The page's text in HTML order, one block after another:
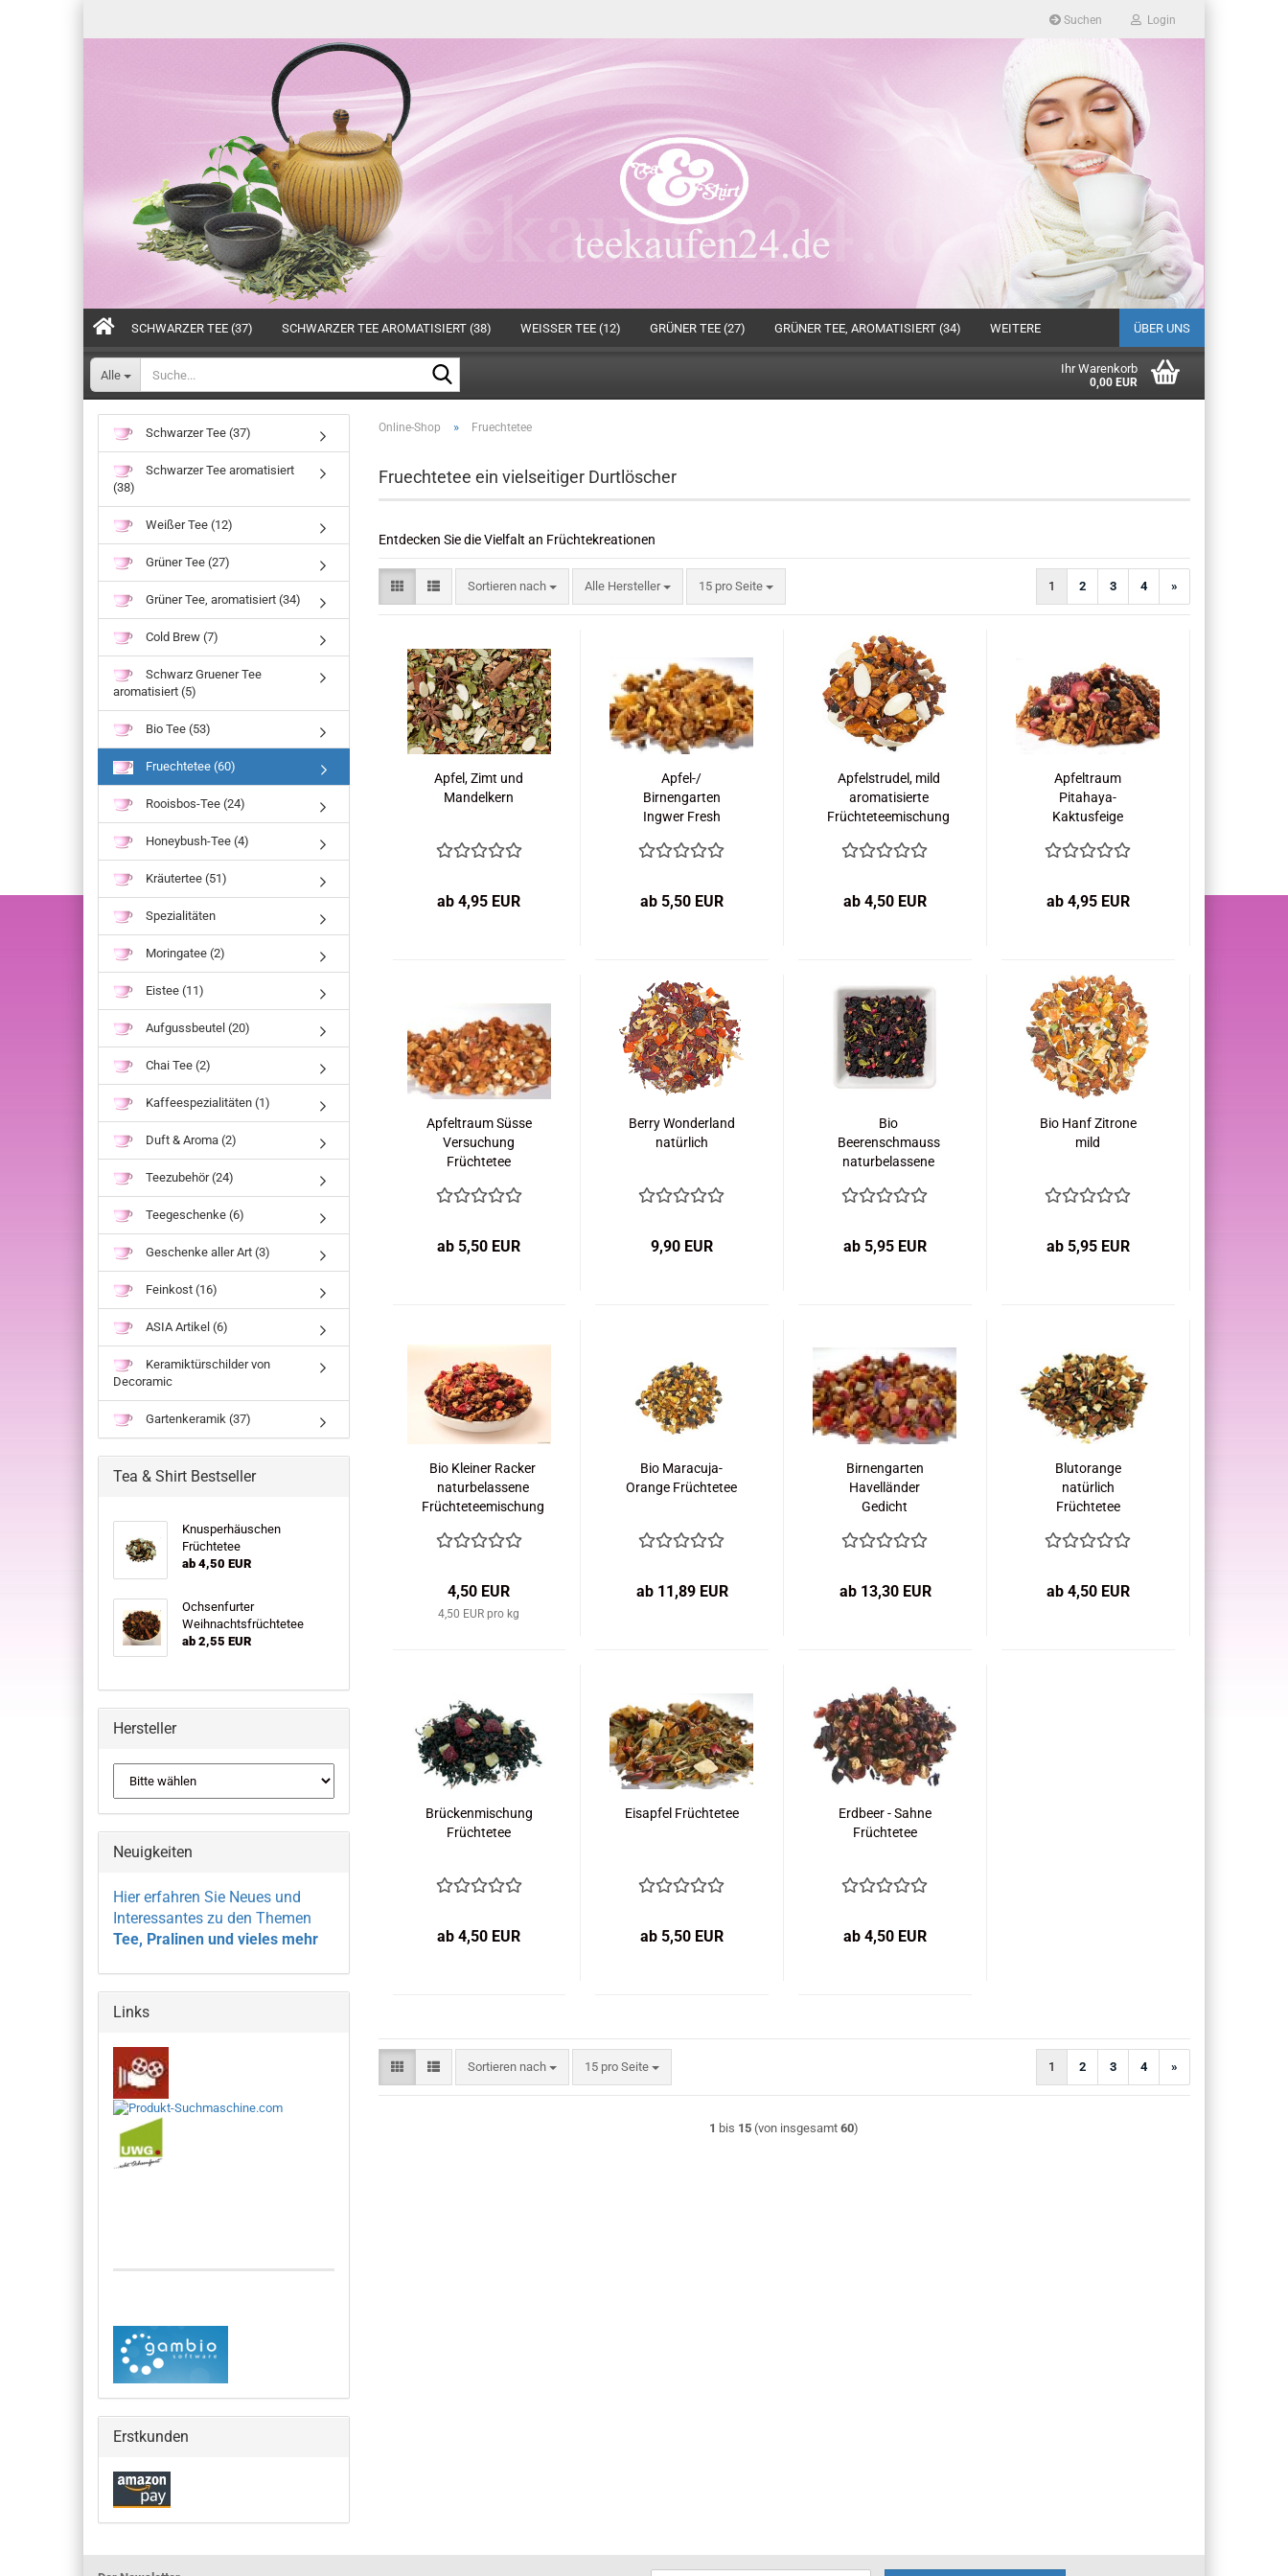
Suchen Login
Alle Ihr Warenkorb
0,00 EUR
SCHWARZER TEE (37) SCHWARZER TEE AROMATISIERT (38) WEISSER TEE (12) GRÜNER TEE (27) GRÜNER TEE, AROMATISIERT (34) ÜBER UNS
WEITERE
Online-Shop » Fruechtetee
Fruechtetee ein vielseitiger Durtlöscher
Entdecken Sie die Vielfalt an Früchtekreationen
Sortieren nach
Sortieren nach Alle Hersteller 15 pro Seite
pro Seite 1 2 3 4 »
Apfel, Zimt und
Mandelkern
ab 4,95 EUR
Apfel-/
Birnengarten
Ingwer Fresh
ab 5,50 EUR
Apfelstrudel, mild
aromatisierte
Früchteteemischung
ab 4,50 EUR
Apfeltraum
Pitahaya-
Kaktusfeige
ab 4,95 EUR
Apfeltraum Süsse
Versuchung
Früchtetee
ab 5,50 EUR
Berry Wonderland
natürlich
9,90 EUR
Bio
Beerenschmauss
naturbelassene
ab 5,95 EUR
Bio Hanf Zitrone
mild
ab 5,95 EUR
Bio Kleiner Racker
naturbelassene
Früchteteemischung
4,50 EUR
4,50 EUR pro kg
Bio Maracuja-
Orange Früchtetee
ab 11,89 EUR
Birnengarten
Havelländer
Gedicht
ab 13,30 EUR
Blutorange
natürlich
Früchtetee
ab 4,50 EUR
Brückenmischung
Früchtetee
ab 4,50 EUR
Eisapfel Früchtetee
ab 5,50 EUR
Erdbeer - Sahne
Früchtetee
ab 4,50 EUR
Sortieren nach
Sortieren nach 15 pro Seite
pro Seite 1 2 3 4 »
1 bis 15 (von insgesamt60)
Schwarzer Tee (37)
Schwarzer Tee aromatisiert
(38)
Weißer Tee (12)
Grüner Tee (27)
Grüner Tee, aromatisiert (34)
Cold Brew (7)
Schwarz Gruener Tee
aromatisiert (5)
Bio Tee (53)
Fruechtetee (60)
Rooisbos-Tee (24)
Honeybush-Tee (4)
Kräutertee (51)
Spezialitäten
Moringatee (2)
Eistee (11)
Aufgussbeutel (20)
Chai Tee (2)
Kaffeespezialitäten (1)
Duft & Aroma (2)
Teezubehör (24)
Teegeschenke (6)
Geschenke aller Art (3)
Feinkost (16)
ASIA Artikel (6)
Keramiktürschilder von
Decoramic
Gartenkeramik (37)
Tea & Shirt Bestseller
Knusperhäuschen
Früchtetee
ab 4,50 EUR
Ochsenfurter
Weihnachtsfrüchtetee
ab 2,55 EUR
Hersteller
Neuigkeiten
Hier erfahren Sie Neues und
Interessantes zu den Themen
Tee, Pralinen und vieles mehr
Links
Erstkunden